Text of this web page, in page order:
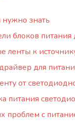
знать
блоков питания
ленты к
для
от
питания
проблем с